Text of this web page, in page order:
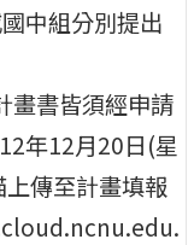
中組分別提出
畫書皆須經申請
年12月20日(星
傳至計畫填報